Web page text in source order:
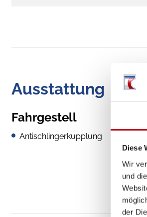
Diese
Wir
und
der
Ausstattung
Fahrgestell
Antischlingerkupplung